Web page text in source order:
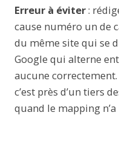
Erreur à éviter:
cause numéro un de
du même site qui se
Google qui alterne
aucune
c’est près d’un tiers
quand le mapping n’a